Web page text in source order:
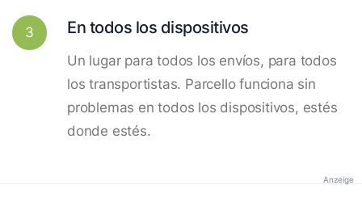
3 En todos los dispositivos
Un lugar para todos los envíos, para todos
los transportistas. Parcello funciona sin
problemas en todos los dispositivos, estés
donde estés.
Anzeige